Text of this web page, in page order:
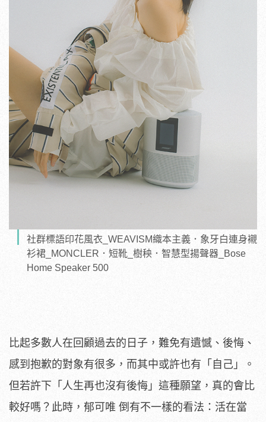
社群標語印花風衣_WEAVISM織本主義．象牙白連身襯
衫裙_MONCLER．短靴_樹秧．智慧型揚聲器_Bose
Home Speaker 500
比起多數人在回顧過去的日子，難免有遺憾、後悔、
感到抱歉的對象有很多，而其中或許也有「自己」。
但若許下「人生再也沒有後悔」這種願望，真的會比
較好嗎？此時，郁可唯 倒有不一樣的看法：活在當